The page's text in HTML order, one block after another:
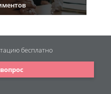
бесплатно